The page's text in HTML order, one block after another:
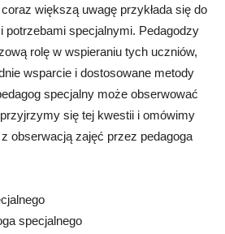
większą uwagę przykłada się do
potrzebami specjalnymi. Pedagodzy
rolę w wspieraniu tych uczniów,
wsparcie i dostosowane metody
specjalny może obserwować
się tej kwestii i omówimy
obserwacją zajęć przez pedagoga
specjalnego